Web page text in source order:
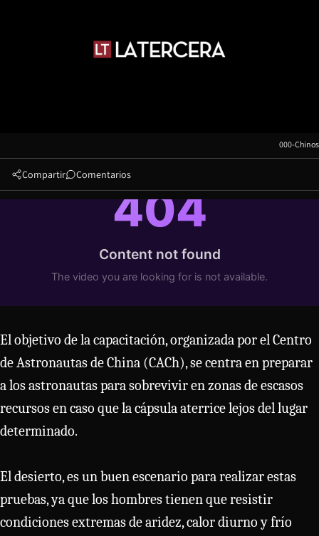
000-Chinos
Compartir Comentarios
El objetivo de la capacitación, organizada por el Centro
de Astronautas de China (CACh), se centra en preparar
a los astronautas para sobrevivir en zonas de escasos
recursos en caso que la cápsula aterrice lejos del lugar
determinado.
El desierto, es un buen escenario para realizar estas
pruebas, ya que los hombres tienen que resistir
condiciones extremas de aridez, calor diurno y frío